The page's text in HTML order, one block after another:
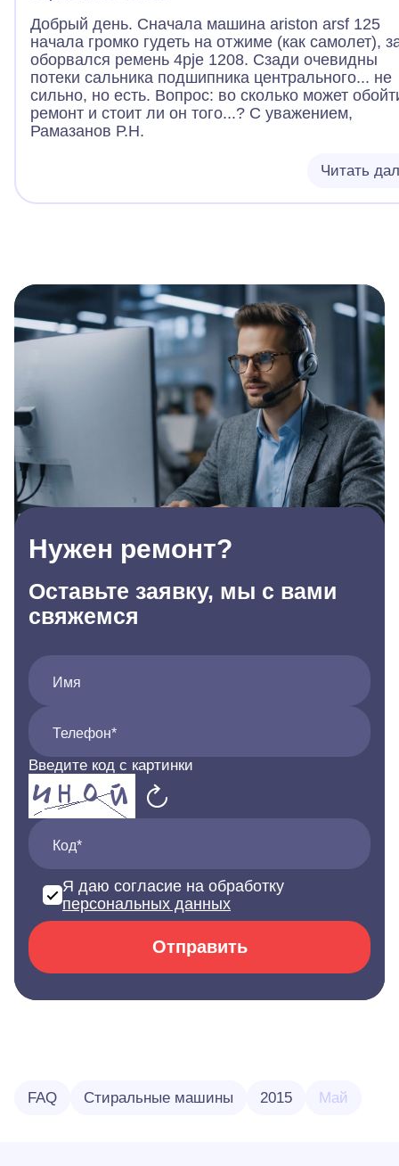
Добрый день. Сначала машина ariston arsf 125
начала громко гудеть на отжиме (как самолет),
оборвался ремень 4pje 1208. Сзади очевидны
потеки сальника подшипника центрального... не
сильно, но есть. Вопрос: во сколько может
ремонт и стоит ли он того...? С уважением,
Рамазанов Р.Н.
Читать
Нужен ремонт?
Оставьте заявку, мы с вами
свяжемся
Имя
Телефон*
Введите код с картинки
Код*
Я даю согласие на обработку
персональных данных
Отправить
FAQ Стиральные машины 2015 Май